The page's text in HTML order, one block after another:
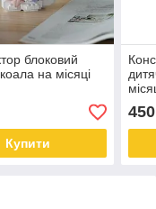
блоковий
на місяці
Купити
450